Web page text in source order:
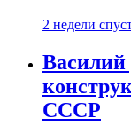
2 недели
СССР